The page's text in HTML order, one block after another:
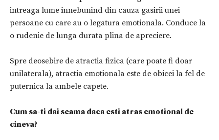
intreaga lume innebunind din cauza gasirii unei
persoane cu care au o legatura emotionala. Conduce la
o rudenie de lunga durata plina de apreciere.
Spre deosebire de atractia fizica (care poate fi doar
unilaterala), atractia emotionala este de obicei la fel de
puternica la ambele capete.
Cum sa-ti dai seama daca esti atras emotional de
cineva?